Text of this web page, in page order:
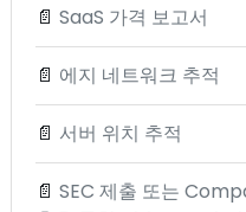
📄 SaaS 가격 보고서
📄 에지 네트워크 추적
📄 서버 위치 추적
📄 SEC 제출 또는